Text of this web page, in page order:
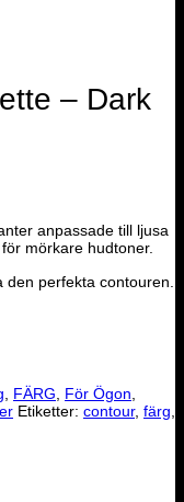
– Dark
anpassade till ljusa
mörkare hudtoner.
perfekta contouren.
FÄRG För Ögon
Etiketter: contour, färg